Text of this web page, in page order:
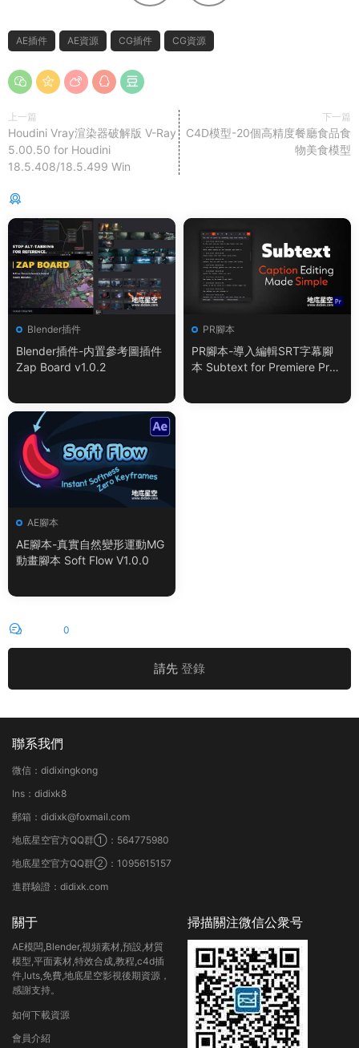
AE插件 AE資源 CG插件 CG資源
上一篇
Houdini Vray渲染器破解版 V-Ray
5.00.50 for Houdini
18.5.408/18.5.499 Win
下一篇
C4D模型-20個高精度餐廳食品食
物美食模型
Blender插件
Blender插件-内置參考圖插件
Zap Board v1.0.2
PR腳本
PR腳本-導入編輯SRT字幕腳
本 Subtext for Premiere Pro
AE腳本
AE腳本-真實自然變形運動MG
動畫腳本 Soft Flow V1.0.0
0
請先 登錄
聯系我們
微信：didixingkong
Ins：didixk8
郵箱：didixk@foxmail.com
地底星空官方QQ群①：564775980
地底星空官方QQ群②：1095615157
進群驗證：didixk.com
關于
AE模闆,Blender,視頻素材,預設,材質
模型,平面素材,特效合成,教程,c4d插
件,luts,免費,地底星空影視後期資源，
感謝支持。
如何下載資源
會員介紹
掃描關注微信公衆号